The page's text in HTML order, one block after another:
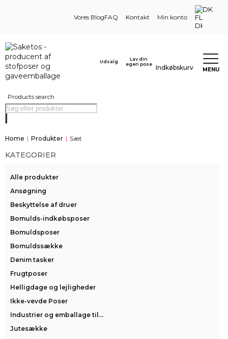
Vores BlogFAQ Kontakt Min konto
DK
Products search
Udsalg
Lav din
egen pose
Indkøbskurv MENU
Home | Produkter | Sæt
KATEGORIER
Alle produkter
Ansøgning
Beskyttelse af druer
Bomulds-indkøbsposer
Bomuldsposer
Bomuldssække
Denim tasker
Frugtposer
Helligdage og lejligheder
Ikke-vevde Poser
Industrier og emballage til...
Jutesække